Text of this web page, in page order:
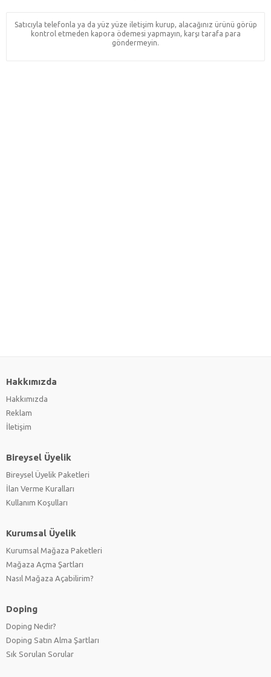
Satıcıyla telefonla ya da yüz yüze iletişim kurup, alacağınız ürünü görüp
kontrol etmeden kapora ödemesi yapmayın, karşı tarafa para
göndermeyin.
Hakkımızda
Hakkımızda
Reklam
İletişim
Bireysel Üyelik
Bireysel Üyelik Paketleri
İlan Verme Kuralları
Kullanım Koşulları
Kurumsal Üyelik
Kurumsal Mağaza Paketleri
Mağaza Açma Şartları
Nasıl Mağaza Açabilirim?
Doping
Doping Nedir?
Doping Satın Alma Şartları
Sık Sorulan Sorular